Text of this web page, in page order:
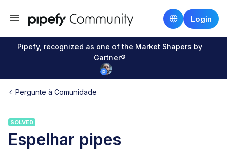
Login
Pipefy, recognized as one of the Market Shapers by
Gartner®
Pergunte à Comunidade
SOLVED
Espelhar pipes